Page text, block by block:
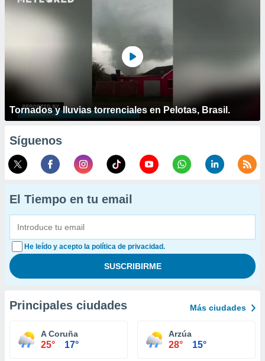
Tornados y lluvias torrenciales en Pelotas, Brasil.
Síguenos
El Tiempo en tu email
He leído y acepto la política de privacidad.
Principales ciudades Más ciudades
A Coruña
25° 17°
Arzúa
28° 15°